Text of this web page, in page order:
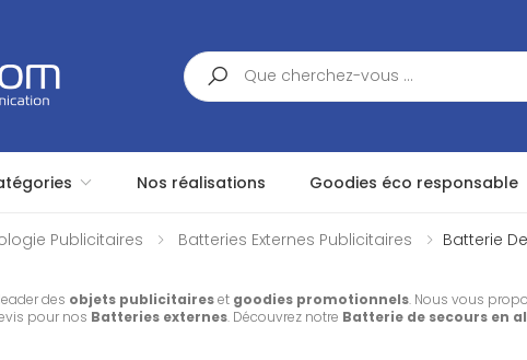
Search
Nos réalisations Goodies éco responsable
Publicitaires Batteries Externes Publicitaires Batterie
des objets publicitaireset goodies promotionnels. Nous vous
pour nos Batteries externes. Découvrez notre Batterie de secours en